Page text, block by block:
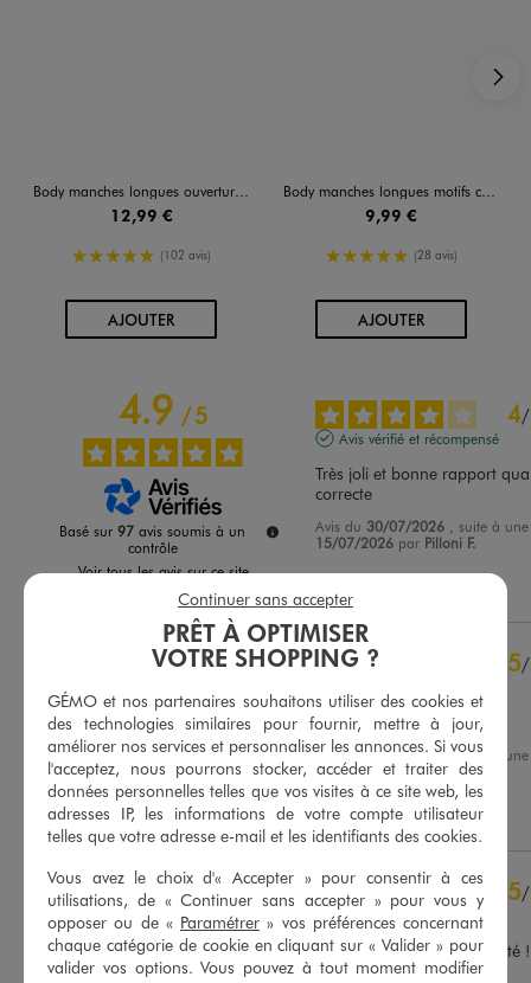
Body manches longues ouverture devant en coton bébé (lot de 3)
12,99 €
5/5 de moyenne
(102 avis)
AJOUTERAU PANIER
Body manches longues motifs coeurs bébé fille (lot de 3)
9,99 €
5/5 de moyenne
(28 avis)
AJOUTERAU PANIER
4.9/5
Basé sur 97 avis soumis à un
contrôle
Voir tous les avis sur ce site
8
1
2étoiles
0
1étoile 0
Trier les avis
4/
Avis vérifié et récompensé
Très joli et bonne rapport
correcte
Avis du 30/07/2026 , suite à
15/07/2026 par Pilloni F.
5/
Ma fille l'adore !
Avis du30/07/2026 , suite à
13/06/2026 parElise M.
Utile(0) Signaler
5/
Avis vérifié et récompensé
Superbe ensemble pour
a porter
PRÊT À OPTIMISER
VOTRE SHOPPING ?
GÉMO et nos partenaires souhaitons utiliser des cookies et
des technologies similaires pour fournir, mettre à jour,
améliorer nos services et personnaliser les annonces. Si vous
l'acceptez, nous pourrons stocker, accéder et traiter des
données personnelles telles que vos visites à ce site web, les
adresses IP, les informations de votre compte utilisateur
telles que votre adresse e-mail et les identifiants des cookies.
Vous avez le choix d'« Accepter » pour consentir à ces
utilisations, de « Continuer sans accepter » pour vous y
opposer ou de « Paramétrer » vos préférences concernant
chaque catégorie de cookie en cliquant sur « Valider » pour
valider vos options. Vous pouvez à tout moment modifier
Continuer sans accepter